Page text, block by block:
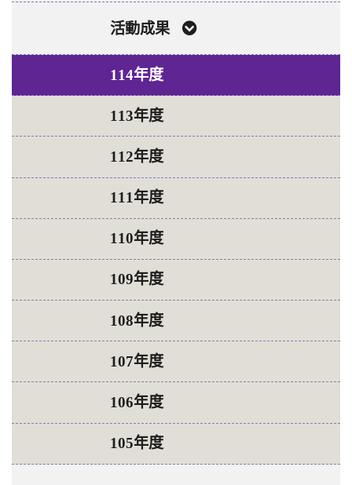
活動成果
114年度
113年度
112年度
111年度
110年度
109年度
108年度
107年度
106年度
105年度